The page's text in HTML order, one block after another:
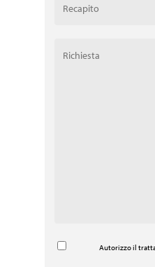
Autorizzo il